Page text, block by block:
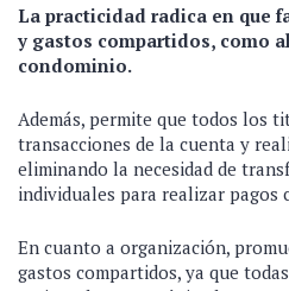
La practicidad radica en que
y gastos compartidos, como
condominio.
Además, permite que todos los
transacciones de la cuenta y
eliminando la necesidad de
individuales para realizar pagos
En cuanto a organización,
gastos compartidos, ya que